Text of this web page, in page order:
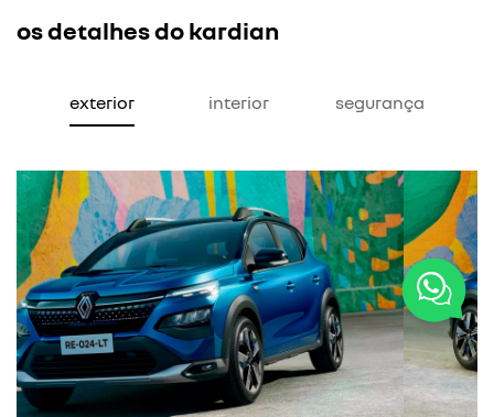
os detalhes do kardian
exterior interior segurança